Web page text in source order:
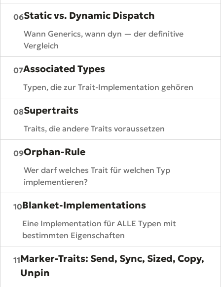
06Static vs. Dynamic Dispatch
Wann Generics, wann dyn — der definitive
Vergleich
07Associated Types
Typen, die zur Trait-Implementation gehören
08Supertraits
Traits, die andere Traits voraussetzen
09Orphan-Rule
Wer darf welches Trait für welchen Typ
implementieren?
10Blanket-Implementations
Eine Implementation für ALLE Typen mit
bestimmten Eigenschaften
11Marker-Traits: Send, Sync, Sized, Copy,
Unpin